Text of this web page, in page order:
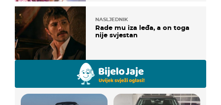
NASLJEDNIK
Rade mu iza leđa, a on toga
nije svjestan